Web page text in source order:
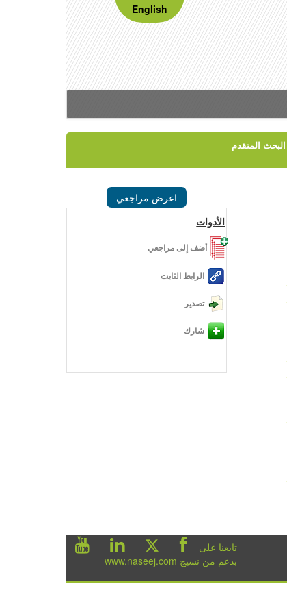
English
البحث المتقدم
اعرض مراجعي
الأدوات
أضف إلى مراجعي
الرابط الثابت
تصدير
شارك
تابعنا على
بدعم من نسيج www.naseej.com